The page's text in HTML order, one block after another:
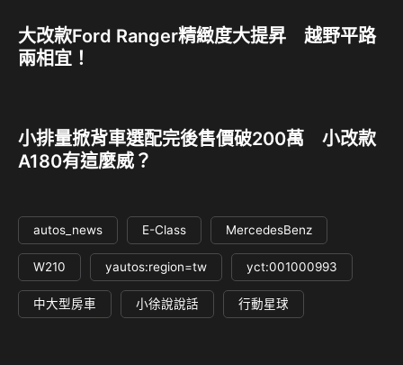
大改款Ford Ranger精緻度大提昇 越野平路
兩相宜！
小排量掀背車選配完後售價破200萬 小改款
A180有這麼威？
autos_news E-Class MercedesBenz
W210 yautos:region=tw yct:001000993
中大型房車 小徐說說話 行動星球